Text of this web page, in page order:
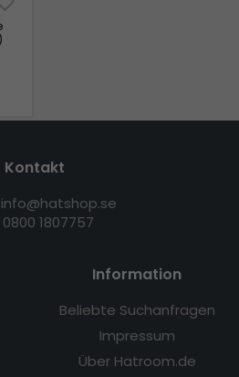
Kontakt
0800 1807757
Information
Beliebte Suchanfragen
Impressum
Über Hatroom.de